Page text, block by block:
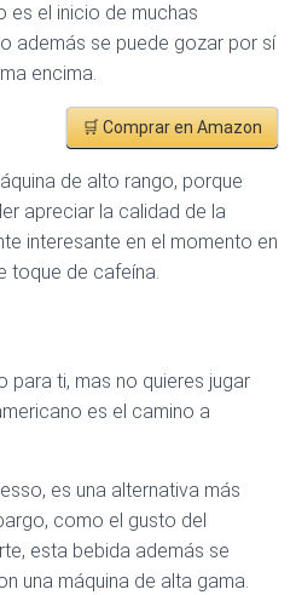
es el inicio de muchas
además se puede gozar por sí
encima.
🛒 Comprar en Amazon
de alto rango, porque
apreciar la calidad de la
interesante en el momento en
toque de cafeína.
para ti, mas no quieres jugar
es el camino a
es una alternativa más
como el gusto del
esta bebida además se
una máquina de alta gama.